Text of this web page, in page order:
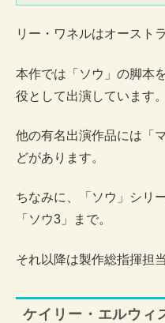
リー・ワネルはオースト
本作では「ソウ」の脚本
役として出演しています。
他の有名出演作品には「
どがあります。
ちなみに、「ソウ」シリ
「ソウ3」まで。
それ以降は製作総指揮担
ケイリー・エルウィ